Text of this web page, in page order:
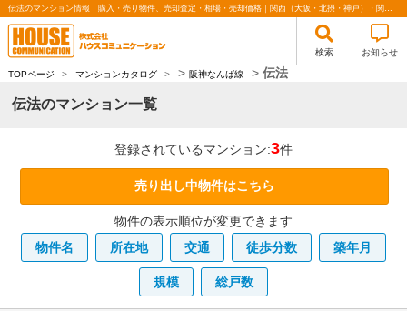
伝法のマンション情報｜購入・売り物件、売却査定・相場・売却価格｜関西（大阪・北摂・神戸）・関東（東京）で不動産の購入・売却、注文住宅、リノベーションの事なら株式会社ハウスコミュニケーション
検索 お知らせ
TOPページ > マンションカタログ > > 阪神なんば線 > 伝法
伝法のマンション一覧
登録されているマンション:3件
売り出し中物件はこちら
物件の表示順位が変更できます
物件名
所在地 交通 徒歩分数 築年月
規模 総戸数